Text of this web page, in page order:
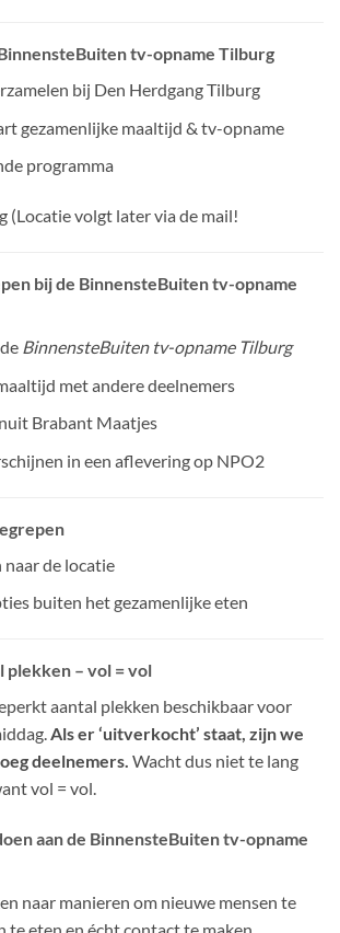
tv-opname Tilburg
bij Den Herdgang Tilburg
gezamenlijke maaltijd & tv-opname
programma
(Locatie volgt later via de mail!
bij de BinnensteBuiten tv-opname
BinnensteBuiten tv-opname Tilburg
met andere deelnemers
Brabant Maatjes
in een aflevering op NPO2
naar de locatie
buiten het gezamenlijke eten
plekken – vol = vol
aantal plekken beschikbaar voor
Als er ‘uitverkocht’ staat, zijn we
deelnemers. Wacht dus niet te lang
vol = vol.
aan de BinnensteBuiten tv-opname
naar manieren om nieuwe mensen te